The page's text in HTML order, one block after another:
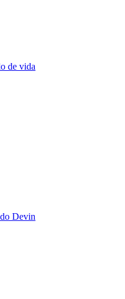
de vida
Devin